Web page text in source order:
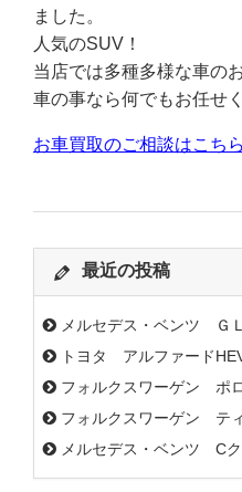
ました。
人気のSUV！
当店では多種多様な車の
車の事なら何でもお任せ
お車買取のご相談はこち
最近の投稿
メルセデス・ベンツ
トヨタ アルファード
フォルクスワーゲン
フォルクスワーゲン
メルセデス・ベンツ C